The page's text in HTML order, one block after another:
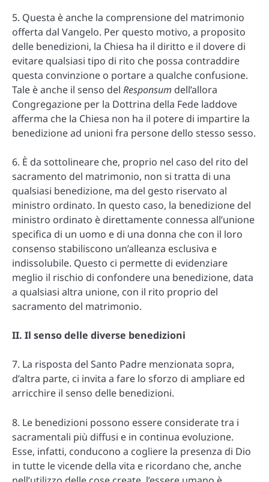
5. Questa è anche la comprensione del matrimonio
offerta dal Vangelo. Per questo motivo, a proposito
delle benedizioni, la Chiesa ha il diritto e il dovere di
evitare qualsiasi tipo di rito che possa contraddire
questa convinzione o portare a qualche confusione.
Tale è anche il senso del Responsum dell’allora
Congregazione per la Dottrina della Fede laddove
afferma che la Chiesa non ha il potere di impartire la
benedizione ad unioni fra persone dello stesso sesso.
6. È da sottolineare che, proprio nel caso del rito del
sacramento del matrimonio, non si tratta di una
qualsiasi benedizione, ma del gesto riservato al
ministro ordinato. In questo caso, la benedizione del
ministro ordinato è direttamente connessa all’unione
specifica di un uomo e di una donna che con il loro
consenso stabiliscono un’alleanza esclusiva e
indissolubile. Questo ci permette di evidenziare
meglio il rischio di confondere una benedizione, data
a qualsiasi altra unione, con il rito proprio del
sacramento del matrimonio.
II. Il senso delle diverse benedizioni
7. La risposta del Santo Padre menzionata sopra,
d’altra parte, ci invita a fare lo sforzo di ampliare ed
arricchire il senso delle benedizioni.
8. Le benedizioni possono essere considerate tra i
sacramentali più diffusi e in continua evoluzione.
Esse, infatti, conducono a cogliere la presenza di Dio
in tutte le vicende della vita e ricordano che, anche